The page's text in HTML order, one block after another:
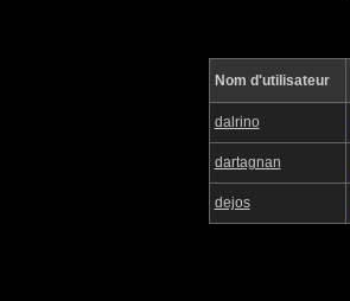
Nom d'utilisateur
dalrino
dartagnan
dejos